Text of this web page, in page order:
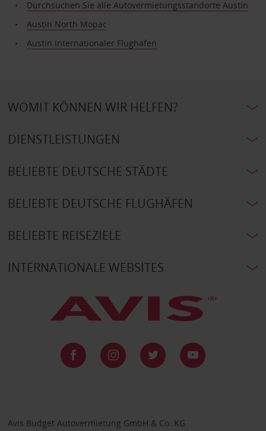
Durchsuchen Sie alle Autovermietungsstandorte Austin
Austin North Mopac
Austin Internationaler Flughafen
WOMIT KÖNNEN WIR HELFEN?
DIENSTLEISTUNGEN
BELIEBTE DEUTSCHE STÄDTE
BELIEBTE DEUTSCHE FLUGHÄFEN
BELIEBTE REISEZIELE
INTERNATIONALE WEBSITES
Avis Budget Autovermietung GmbH & Co. KG